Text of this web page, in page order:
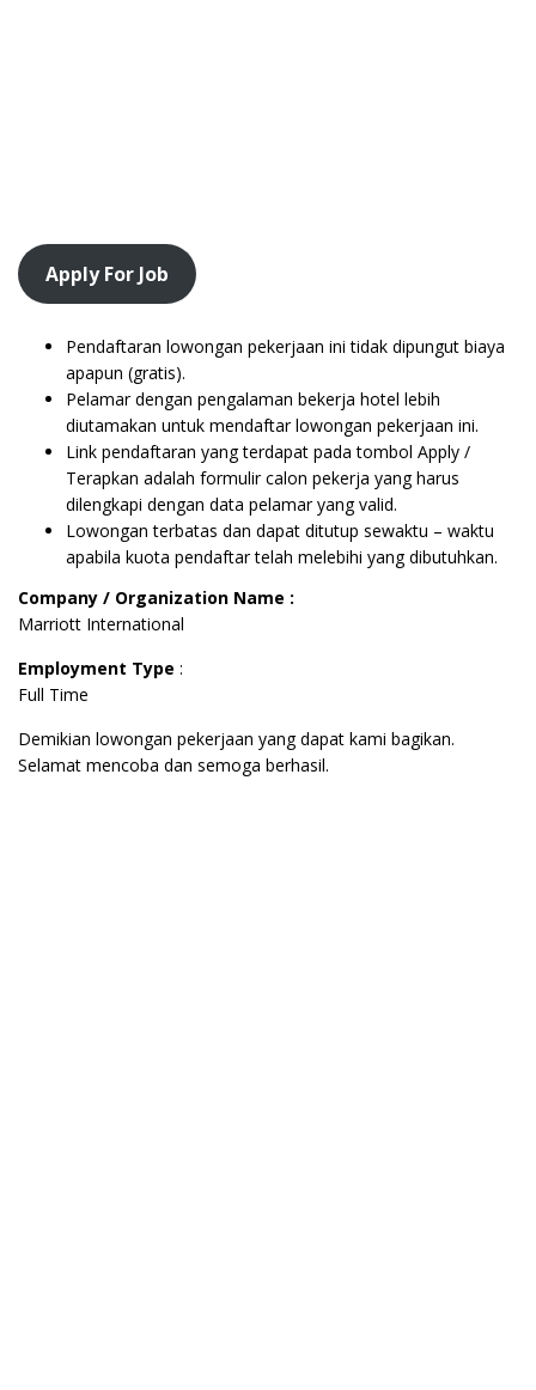
Apply For Job
Pendaftaran lowongan pekerjaan ini tidak dipungut biaya
apapun (gratis).
Pelamar dengan pengalaman bekerja hotel lebih
diutamakan untuk mendaftar lowongan pekerjaan ini.
Link pendaftaran yang terdapat pada tombol Apply /
Terapkan adalah formulir calon pekerja yang harus
dilengkapi dengan data pelamar yang valid.
Lowongan terbatas dan dapat ditutup sewaktu – waktu
apabila kuota pendaftar telah melebihi yang dibutuhkan.
Company / Organization Name :
Marriott International
Employment Type :
Full Time
Demikian lowongan pekerjaan yang dapat kami bagikan.
Selamat mencoba dan semoga berhasil.